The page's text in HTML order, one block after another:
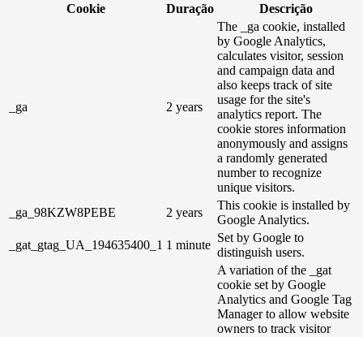
Cookie
Duração Descrição
_ga 2 years
The _ga cookie, installed
by Google Analytics,
calculates visitor, session
and campaign data and
also keeps track of site
usage for the site's
analytics report. The
cookie stores information
anonymously and assigns
a randomly generated
number to recognize
unique visitors.
_ga_98KZW8PEBE
2 years
This cookie is installed by
Google Analytics.
_gat_gtag_UA_194635400_1 1 minute
Set by Google to
distinguish users.
A variation of the _gat
cookie set by Google
Analytics and Google Tag
Manager to allow website
owners to track visitor